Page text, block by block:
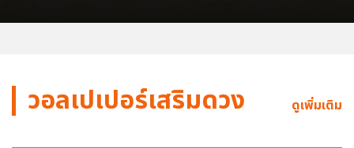
วอลเปเปอร์เสริมดวง ดูเพิ่มเติม